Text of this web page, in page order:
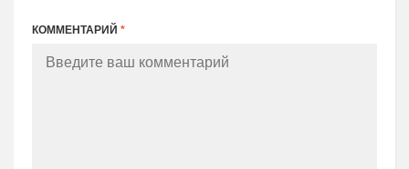
КОММЕНТАРИЙ *